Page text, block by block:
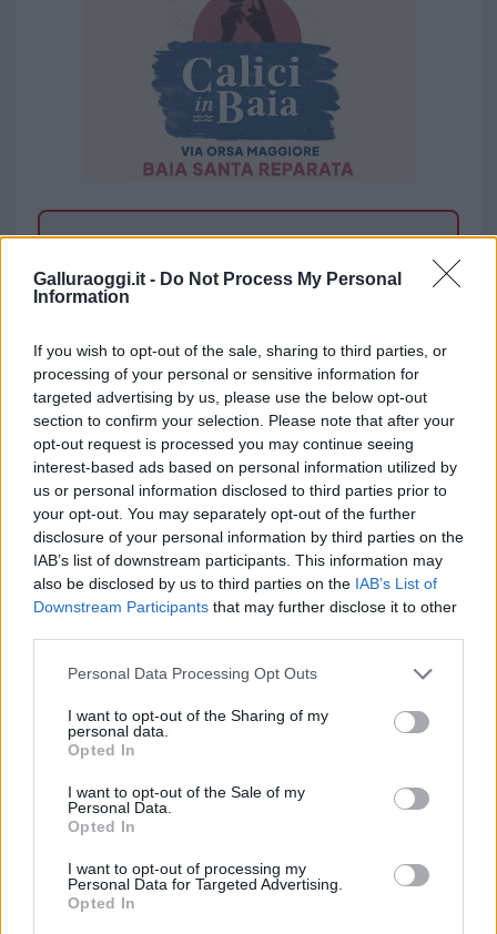
Galluraoggi.it - Do Not Process My Personal
Information
If you wish to opt-out of the sale, sharing to third parties, or
processing of your personal or sensitive information for
targeted advertising by us, please use the below opt-out
section to confirm your selection. Please note that after your
opt-out request is processed you may continue seeing
interest-based ads based on personal information utilized by
us or personal information disclosed to third parties prior to
your opt-out. You may separately opt-out of the further
disclosure of your personal information by third parties on the
IAB’s list of downstream participants. This information may
also be disclosed by us to third parties on the IAB’s List of
Downstream Participants that may further disclose it to other
Please note that this website/app uses one or more Google
not limited to your visit or usage behaviour. You may click to
grant or deny consent to Google and its third-party tags to
use your data for below specified purposes in below Google
consent section.
Personal Data Processing Opt Outs
I want to opt-out of the Sharing of my
personal data.
Opted In
I want to opt-out of the Sale of my
Personal Data.
Opted In
I want to opt-out of processing my
Personal Data for Targeted Advertising.
Opted In
Vuoi rimuovere le pubblicità nazionali?
Puoi abbonarti a
Sei già abbonato?
Puoi effettuare l'accesso andando nella
sezioneLogindal menù del sito o
cliccandoqui
TEMI:
Comune Di Sant’antonio Di Gallura
Nicholas Pileri
Notizie in tempo reale?
GalluraOggi.it
i tuoi video e le tue foto
Su WhatsApp al numero +39